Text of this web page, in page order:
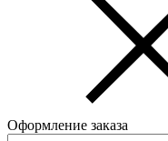
Оформление заказа